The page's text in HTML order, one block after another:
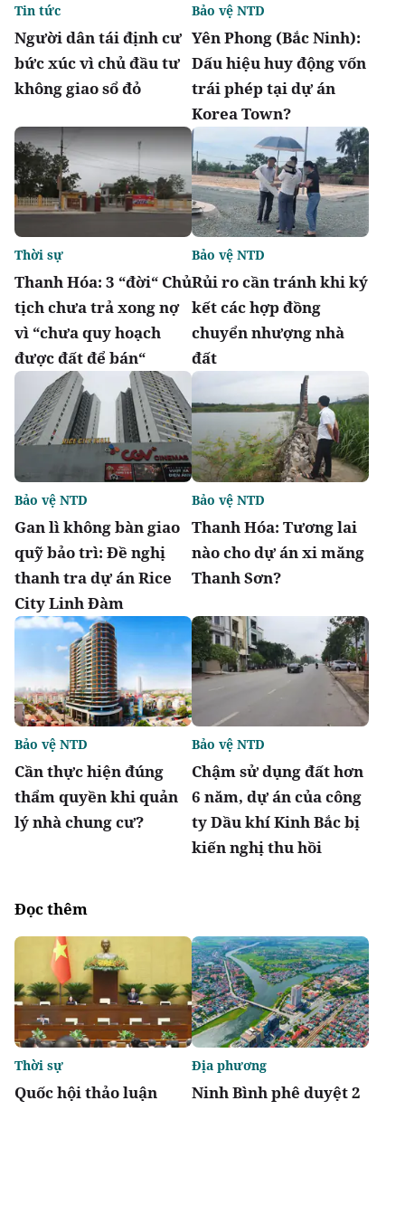
Người dân tái định cư
bức xúc vì chủ đầu tư
không giao sổ đỏ
Tin tức
Yên Phong (Bắc Ninh):
Dấu hiệu huy động vốn
trái phép tại dự án
Korea Town?
Bảo vệ NTD
Thanh Hóa: 3 “đời“ Chủ
tịch chưa trả xong nợ
vì “chưa quy hoạch
được đất để bán“
Thời sự
Rủi ro cần tránh khi ký
kết các hợp đồng
chuyển nhượng nhà
đất
Bảo vệ NTD
Gan lì không bàn giao
quỹ bảo trì: Đề nghị
thanh tra dự án Rice
City Linh Đàm
Bảo vệ NTD
Thanh Hóa: Tương lai
nào cho dự án xi măng
Thanh Sơn?
Bảo vệ NTD
Cần thực hiện đúng
thẩm quyền khi quản
lý nhà chung cư?
Bảo vệ NTD
Chậm sử dụng đất hơn
6 năm, dự án của công
ty Dầu khí Kinh Bắc bị
kiến nghị thu hồi
Bảo vệ NTD
Đọc thêm
Quốc hội thảo luận
Thời sự
Ninh Bình phê duyệt 2
Địa phương